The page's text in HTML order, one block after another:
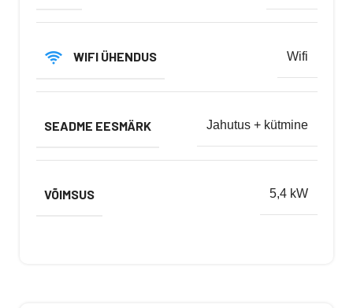
WIFI ÜHENDUS Wifi
SEADME EESMÄRK Jahutus + kütmine
VÕIMSUS 5,4 kW